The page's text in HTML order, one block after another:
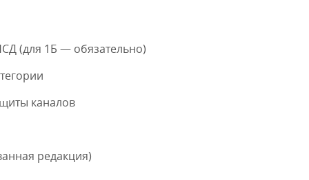
(для 1Б — обязательно)
каналов
редакция)